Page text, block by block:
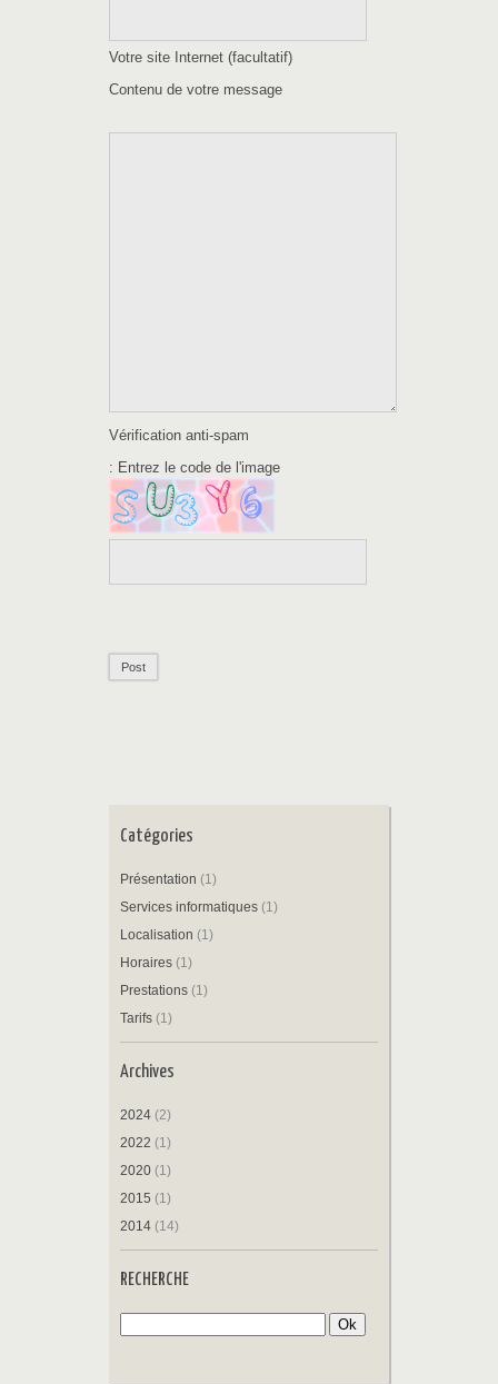
Votre site Internet (facultatif)
Contenu de votre message
Vérification anti-spam
: Entrez le code de l'image
Catégories
Présentation (1)
Services informatiques (1)
Localisation (1)
Horaires (1)
Prestations (1)
Tarifs (1)
Archives
2024 (2)
2022 (1)
2020 (1)
2015 (1)
2014 (14)
RECHERCHE